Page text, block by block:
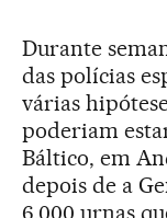
Durante
das polícias
várias
poderiam
Báltico, em
depois de a
6.000 urnas